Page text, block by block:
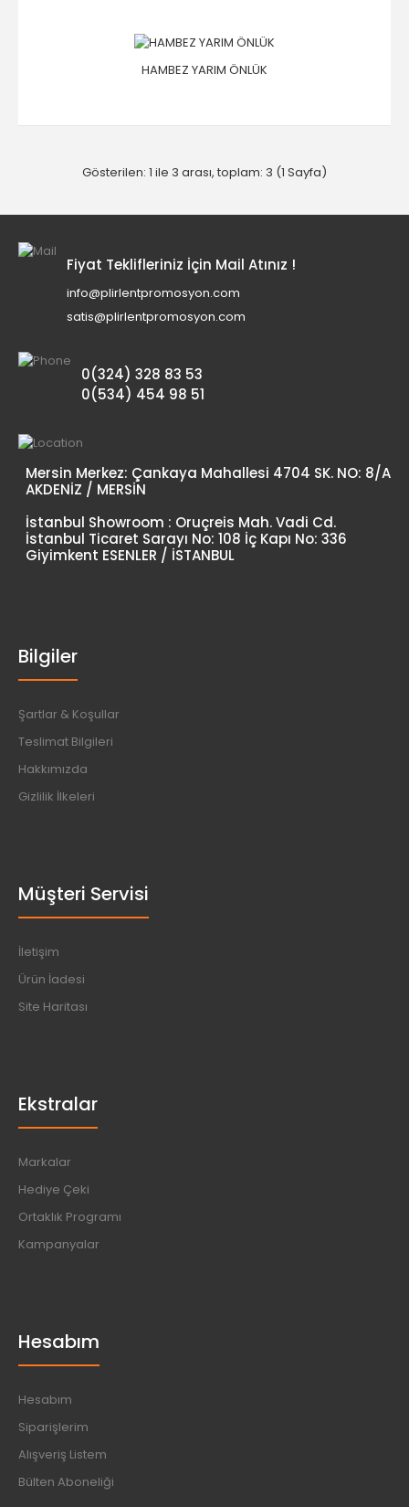
HAMBEZ YARIM ÖNLÜK
Gösterilen: 1 ile 3 arası, toplam: 3 (1 Sayfa)
Fiyat Teklifleriniz İçin Mail Atınız !
info@plirlentpromosyon.com
satis@plirlentpromosyon.com
0(324) 328 83 53
0(534) 454 98 51
Mersin Merkez: Çankaya Mahallesi 4704 SK. NO: 8/A
AKDENİZ / MERSİN
İstanbul Showroom : Oruçreis Mah. Vadi Cd.
İstanbul Ticaret Sarayı No: 108 İç Kapı No: 336
Giyimkent ESENLER / İSTANBUL
Bilgiler
Şartlar & Koşullar
Teslimat Bilgileri
Hakkımızda
Gizlilik İlkeleri
Müşteri Servisi
İletişim
Ürün İadesi
Site Haritası
Ekstralar
Markalar
Hediye Çeki
Ortaklık Programı
Kampanyalar
Hesabım
Hesabım
Siparişlerim
Alışveriş Listem
Bülten Aboneliği